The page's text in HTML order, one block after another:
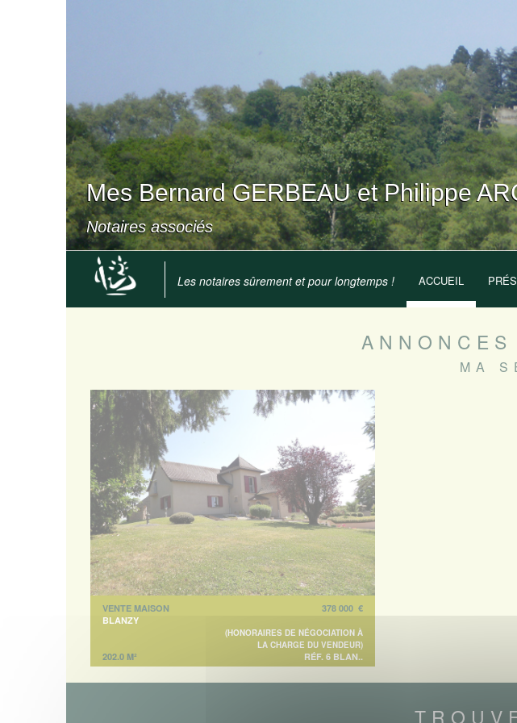
Mes Bernard GERBEAU et Philippe
Notaires associés
Les notaires sûrement et pour longtemps ! ACCUEIL
MA
VENTE MAISON
378 000 €
BLANZY
(HONORAIRES DE NÉGOCIATION À
LA CHARGE DU VENDEUR)
202.0 M² RÉF. 6 BLAN..